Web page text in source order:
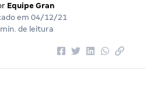
Equipe Gran
em 04/12/21
de leitura